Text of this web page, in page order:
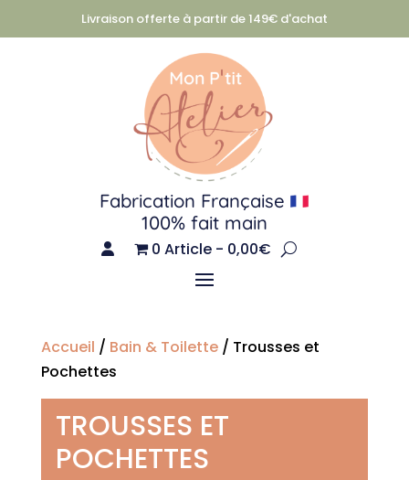
Livraison offerte à partir de 149€ d'achat
Fabrication Française
100% fait main
0 Article 0,00€
Accueil / Bain & Toilette/ Trousses et
Pochettes
TROUSSES ET
POCHETTES